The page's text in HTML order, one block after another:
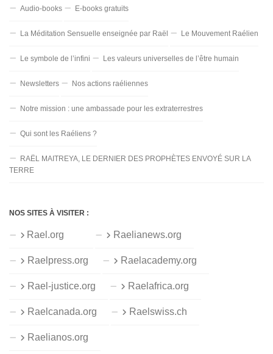
Audio-books E-books gratuits
La Méditation Sensuelle enseignée par Raël Le Mouvement Raélien
Le symbole de l’infini Les valeurs universelles de l’être humain
Newsletters Nos actions raéliennes
Notre mission : une ambassade pour les extraterrestres
Qui sont les Raéliens ?
RAËL MAITREYA, LE DERNIER DES PROPHÈTES ENVOYÉ SUR LA
TERRE
NOS SITES À VISITER :
Rael.org Raelianews.org
Raelpress.org Raelacademy.org
Rael-justice.org Raelafrica.org
Raelcanada.org Raelswiss.ch
Raelianos.org